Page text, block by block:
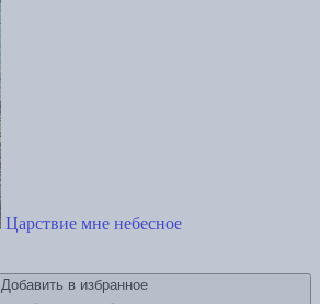
Царствие мне небесное
Добавить в избранное